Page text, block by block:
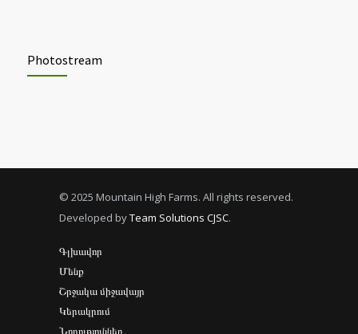
Photostream
© 2025 Mountain High Farms. All rights reserved.
Developed byTeam Solutions CJSC.
Գլխավոր
Մենք
Շրջակա միջավայր
Կերակրում
Նորություններ